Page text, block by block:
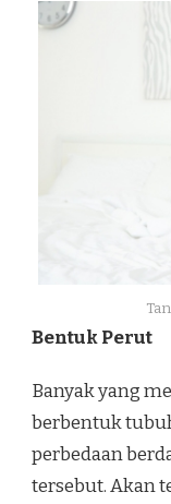
Bentuk Perut
Banyak yang
berbentuk
perbedaan
tersebut. Akan